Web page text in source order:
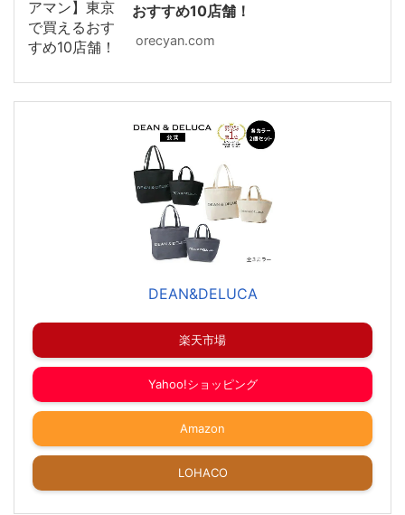
おすすめ10店舗！
orecyan.com
DEAN&DELUCA
楽天市場
Yahoo!ショッピング
Amazon
LOHACO